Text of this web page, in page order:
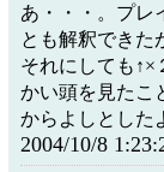
あ・・・。プレ
とも解釈できた
それにしても
かい頭を見たこ
からよしとした
2004/10/8